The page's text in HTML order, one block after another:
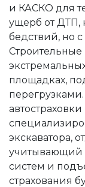
и КАСКО для
ущерб от ДТП,
бедствий, но
Строительные
площадках,
экскаватора,
учитывающий
систем и
страхования